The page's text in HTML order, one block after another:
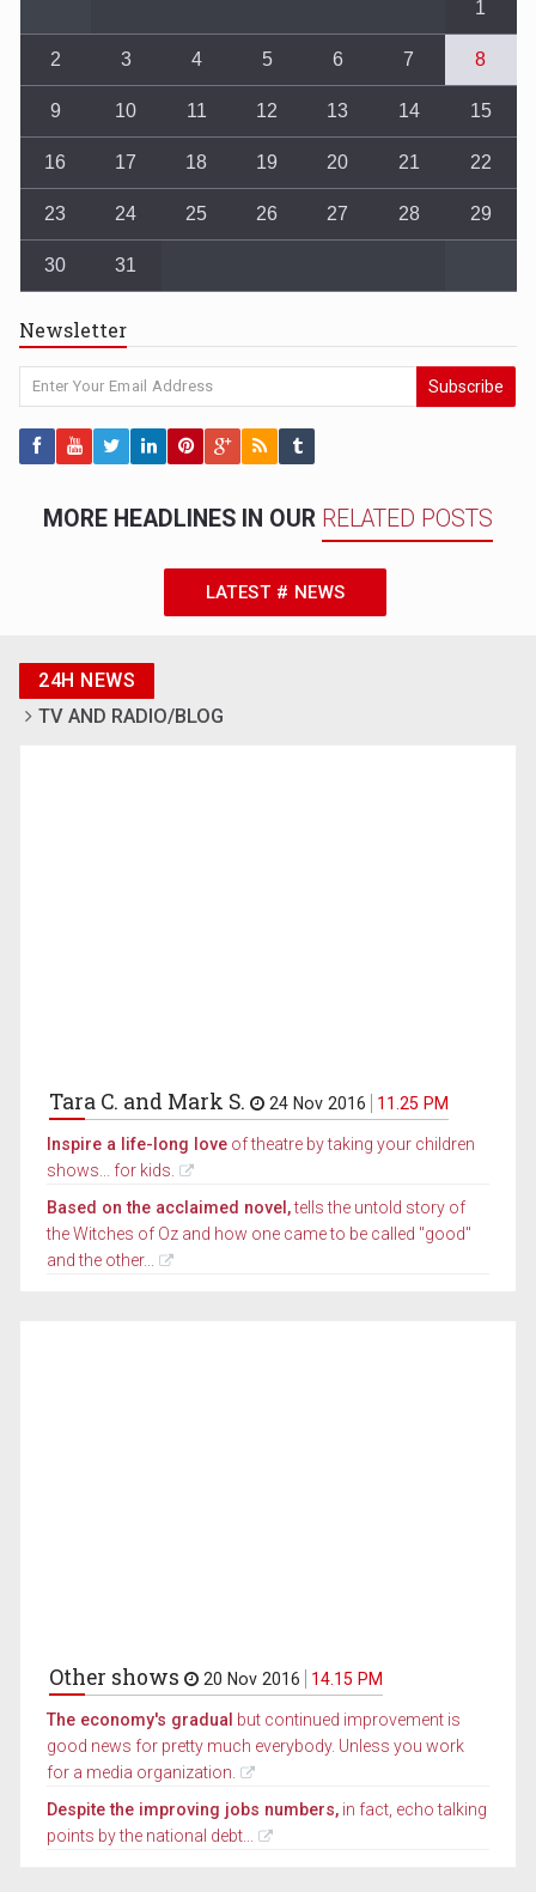
1
2 3 4 5 6 7 8
9 10 11 12 13 14 15
16 17 18 19 20 21 22
23 24 25 26 27 28 29
30 31
Newsletter
Subscribe
MORE HEADLINES IN OUR RELATED POSTS
LATEST # NEWS
24H NEWS
TV AND RADIO/BLOG
Tara C. and Mark S. 24 Nov 2016 11.25 PM
Inspire a life-long love of theatre by taking your children
shows... for kids.
Based on the acclaimed novel,tells the untold story of
the Witches of Oz and how one came to be called "good"
and the other...
Other shows 20 Nov 2016 14.15 PM
The economy's gradual but continued improvement is
good news for pretty much everybody. Unless you work
for a media organization.
Despite the improving jobs numbers, in fact, echo talking
points by the national debt...